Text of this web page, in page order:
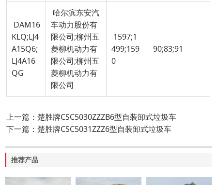
DAM16
KLQ;LJ4
A15Q6;
LJ4A16
QG
哈尔滨东安汽
车动力股份有
限公司;柳州五
菱柳机动力有
限公司;柳州五
菱柳机动力有
限公司
1597;1
499;159
0
90;83;91
上一篇：楚胜牌CSC5030ZZZB6型自装卸式垃圾车
下一篇：楚胜牌CSC5031ZZZ6型自装卸式垃圾车
推荐产品